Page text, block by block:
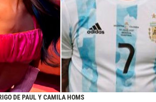
DE PAUL Y CAMILA HOMS